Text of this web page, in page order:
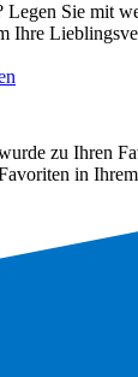
Legen Sie mit
Ihre
zu Ihren
in